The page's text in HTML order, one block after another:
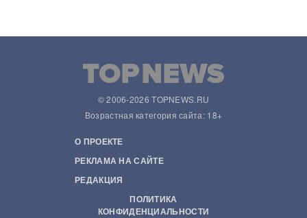
© 2006-2026 TOPNEWS.RU
Возрастная категория сайта: 18+
О ПРОЕКТЕ
РЕКЛАМА НА САЙТЕ
РЕДАКЦИЯ
ПОЛИТИКА
КОНФИДЕНЦИАЛЬНОСТИ